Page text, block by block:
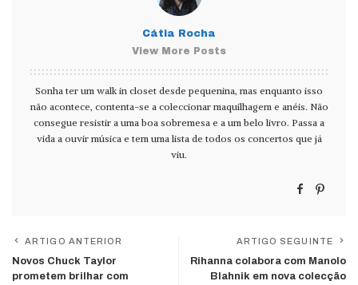
Cátia Rocha
View More Posts
Sonha ter um walk in closet desde pequenina, mas enquanto isso
não acontece, contenta-se a coleccionar maquilhagem e anéis. Não
consegue resistir a uma boa sobremesa e a um belo livro. Passa a
vida a ouvir música e tem uma lista de todos os concertos que já
viu.
ARTIGO ANTERIOR
Novos Chuck Taylor
prometem brilhar com
ARTIGO SEGUINTE
Rihanna colabora com Manolo
Blahnik em nova colecção